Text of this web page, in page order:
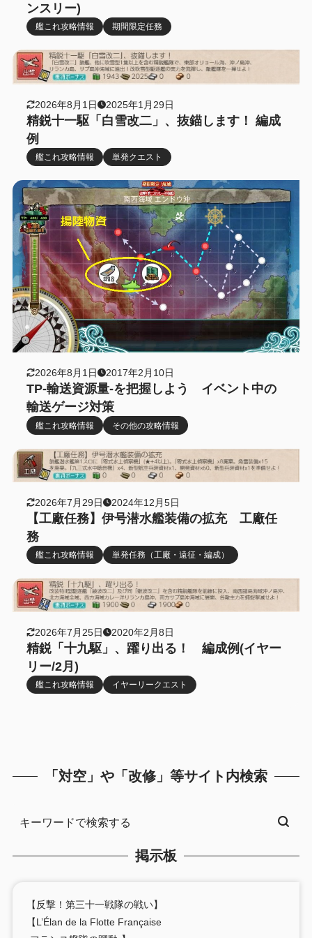
ンスリー)
艦これ攻略情報 期間限定任務
2026年8月1日 2025年1月29日
精鋭十一駆「白雪改二」、抜錨します！ 編成
例
艦これ攻略情報 単発クエスト
2026年8月1日 2017年2月10日
TP-輸送資源量-を把握しよう イベント中の
輸送ゲージ対策
艦これ攻略情報 その他の攻略情報
2026年7月29日 2024年12月5日
【工廠任務】伊号潜水艦装備の拡充 工廠任
務
艦これ攻略情報 単発任務（工廠・遠征・編成）
2026年7月25日 2020年2月8日
精鋭「十九駆」、躍り出る！ 編成例(イヤー
リー/2月)
艦これ攻略情報 イヤーリークエスト
「対空」や「改修」等サイト内検索
掲示板
【反撃！第三十一戦隊の戦い】
【L’Élan de la Flotte Française